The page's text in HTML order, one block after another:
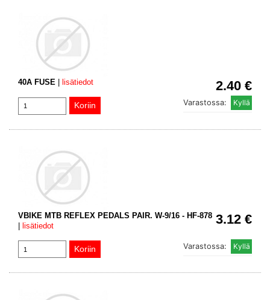
2.40 €
40A FUSE lisätiedot
Varastossa:
3.12 €
VBIKE MTB REFLEX PEDALS PAIR. W-9/16 - HF-878
lisätiedot
Varastossa: